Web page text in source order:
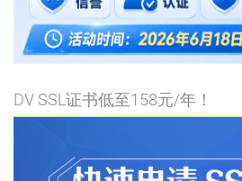
DV SSL证书低至158元/年！